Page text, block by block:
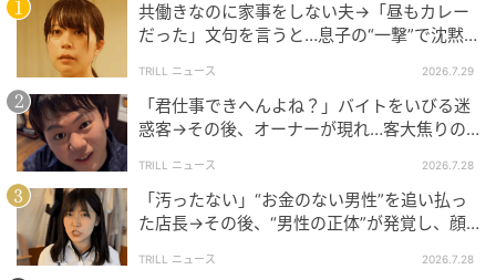
@buzzdrama0617
「私たちって友達でしょ？」
共働きなのに家事をしない夫→「昼もカレー
だった」文句を言うと…息子の“一撃”で沈黙
TRILL ニュース 2026.7.29
「君仕事できへんよね？」バイトをいびる迷
惑客→その後、オーナーが現れ…客大焦りの
TRILL ニュース 2026.7.28
「汚ったない」“お金のない男性”を追い払っ
た店長→その後、“男性の正体”が発覚し、顔
TRILL ニュース 2026.7.28